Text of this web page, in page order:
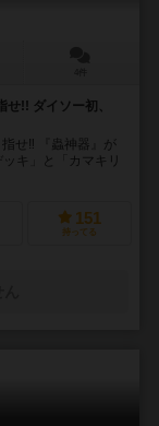
!! ダイソー初、
せ‼ 『蟲神器』が
キ」と「カマキリ
151
持ってる